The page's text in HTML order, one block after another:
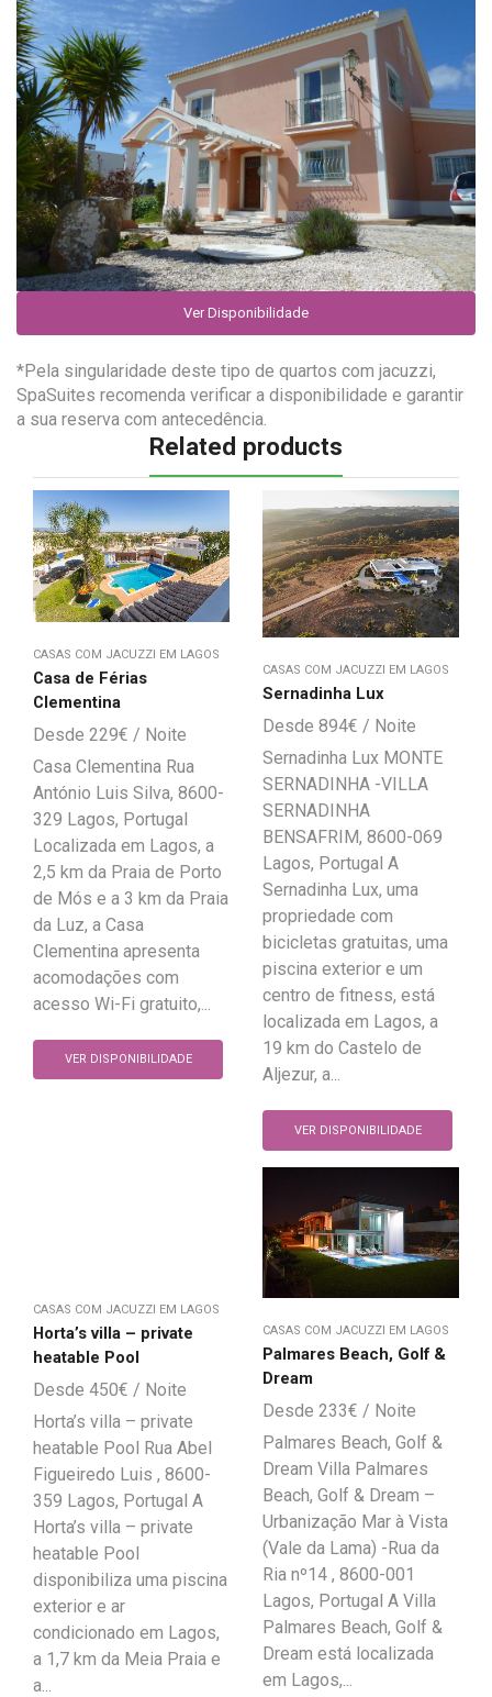
Ver Disponibilidade
*Pela singularidade deste tipo de quartos com jacuzzi,
SpaSuites recomenda verificar a disponibilidade e garantir
a sua reserva com antecedência.
Related products
CASAS COM JACUZZI EM LAGOS
Casa de Férias
Clementina
229€
Casa Clementina Rua
António Luis Silva, 8600-
329 Lagos, Portugal
Localizada em Lagos, a
2,5 km da Praia de Porto
de Mós e a 3 km da Praia
da Luz, a Casa
Clementina apresenta
acomodações com
acesso Wi-Fi gratuito,...
VER DISPONIBILIDADE
CASAS COM JACUZZI EM LAGOS
Sernadinha Lux
894€
Sernadinha Lux MONTE
SERNADINHA -VILLA
SERNADINHA
BENSAFRIM, 8600-069
Lagos, Portugal A
Sernadinha Lux, uma
propriedade com
bicicletas gratuitas, uma
piscina exterior e um
centro de fitness, está
localizada em Lagos, a
19 km do Castelo de
Aljezur, a...
VER DISPONIBILIDADE
CASAS COM JACUZZI EM LAGOS
Horta’s villa – private
heatable Pool
450€
Horta’s villa – private
heatable Pool Rua Abel
Figueiredo Luis , 8600-
359 Lagos, Portugal A
Horta’s villa – private
heatable Pool
disponibiliza uma piscina
exterior e ar
condicionado em Lagos,
a 1,7 km da Meia Praia e
a...
CASAS COM JACUZZI EM LAGOS
Palmares Beach, Golf &
Dream
233€
Palmares Beach, Golf &
Dream Villa Palmares
Beach, Golf & Dream –
Urbanização Mar à Vista
(Vale da Lama) -Rua da
Ria nº14 , 8600-001
Lagos, Portugal A Villa
Palmares Beach, Golf &
Dream está localizada
em Lagos,...